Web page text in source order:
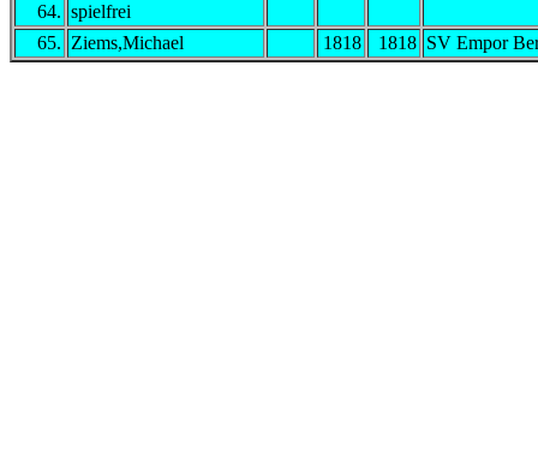
64. spielfrei
65. Ziems,Michael 1818 1818 SV Empor